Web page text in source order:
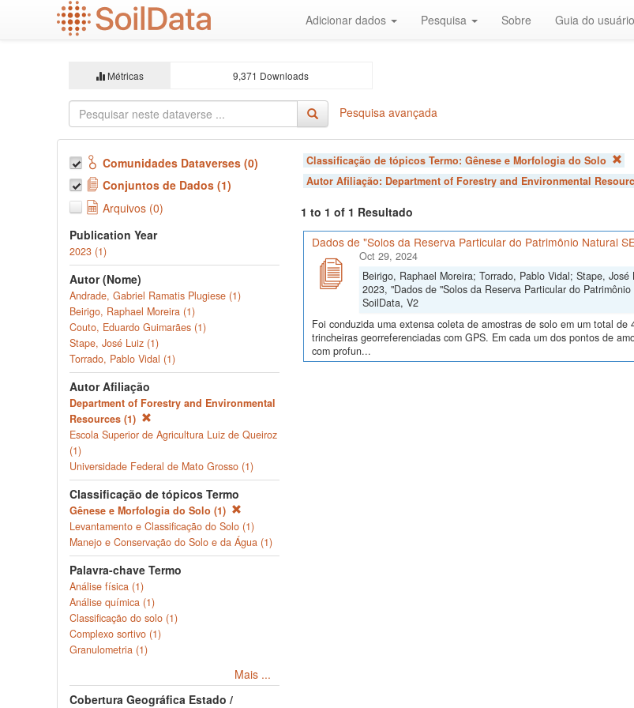
Adicionar dados Pesquisa Sobre Guia do usuário
Métricas 9,371 Downloads
Pesquisa avançada
Comunidades Dataverses (0)
Conjuntos de Dados (1)
Arquivos (0)
Publication Year
2023 (1)
Autor (Nome)
Andrade, Gabriel Ramatis Plugiese (1)
Beirigo, Raphael Moreira (1)
Couto, Eduardo Guimarães (1)
Stape, José Luiz (1)
Torrado, Pablo Vidal (1)
Autor Afiliação
Department of Forestry and Environmental
Resources (1)
Escola Superior de Agricultura Luiz de Queiroz
(1)
Universidade Federal de Mato Grosso (1)
Classificação de tópicos Termo
Gênese e Morfologia do Solo (1)
Levantamento e Classificação do Solo (1)
Manejo e Conservação do Solo e da Água (1)
Palavra-chave Termo
Análise física (1)
Análise química (1)
Classificação do solo (1)
Complexo sortivo (1)
Granulometria (1)
Mais ...
Cobertura Geográfica Estado /
Classificação de tópicos Termo: Gênese e Morfologia do Solo
Autor Afiliação: Department of Forestry and Environmental
1 to 1 of 1 Resultado
Dados de "Solos da Reserva Particular do Patrimônio Natural
Oct 29, 2024
Beirigo, Raphael Moreira; Torrado, Pablo Vidal; Stape,
2023, "Dados de "Solos da Reserva Particular do
SoilData, V2
Foi conduzida uma extensa coleta de amostras de solo em um total
trincheiras georreferenciadas com GPS. Em cada um dos pontos de
com profun...